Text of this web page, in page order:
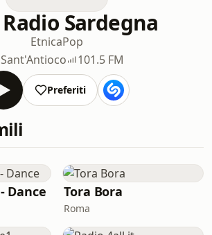
Sardegna
EtnicaPop
Sant'Antioco
101.5 FM
Preferiti
Dance Tora Bora
Roma